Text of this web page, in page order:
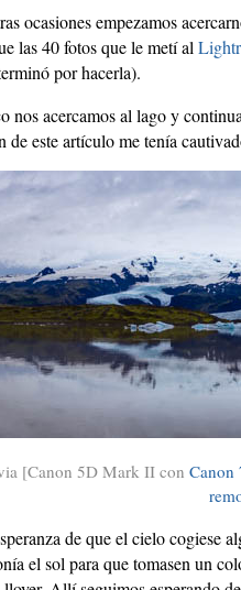
ocasiones empezamos
las 40 fotos que le metí al
por hacerla).
nos acercamos al lago y
de este artículo me tenía
[Canon 5D Mark II con Canon
de que el cielo cogiese
el sol para que tomasen un